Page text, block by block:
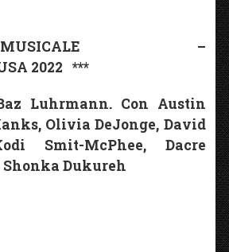
MUSICALE –
2022 ***
Luhrmann. Con Austin
Olivia DeJonge, David
Smit-McPhee, Dacre
Dukureh